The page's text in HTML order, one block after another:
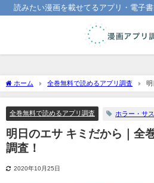
読みたい漫画を載せてるアプリ・電子
ホーム 全巻無料で読めるアプリ調査
明
めるアプリ調査！
全巻無料で読めるアプリ調査 ホラー・サ
明日のエサ キミだから｜全
調査！
2020年10月25日